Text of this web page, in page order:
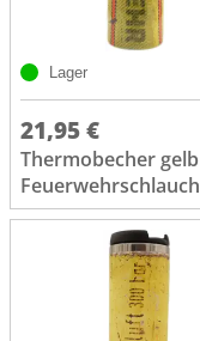
Lager
21,95 €
Thermobecher gelb
Feuerwehrschlauch